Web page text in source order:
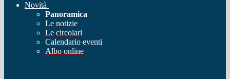
Novità
Panoramica
Le notizie
Le circolari
Calendario eventi
Albo online